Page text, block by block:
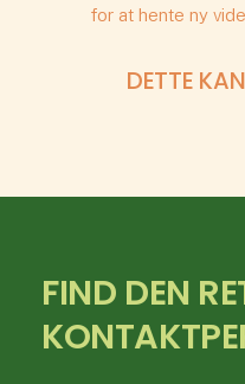
for at hente ny
DETTE
FIND DEN